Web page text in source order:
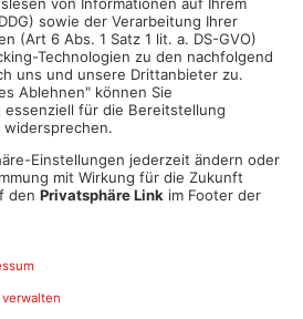
zeigt sich mit dem Verlauf
Gleichzeitig wird jedoch auch
gezielte Verkehrskontrollen
Polizei appelliert an alle
Alkohol, Drogen und Medikamente
und die Verkehrssicherheit
trägt für sich und andere im